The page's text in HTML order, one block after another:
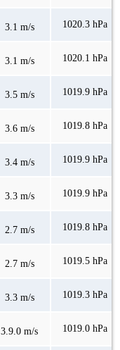
3.1 m/s 1020.3 hPa
3.1 m/s 1020.1 hPa
3.5 m/s 1019.9 hPa
3.6 m/s 1019.8 hPa
3.4 m/s 1019.9 hPa
3.3 m/s 1019.9 hPa
2.7 m/s 1019.8 hPa
2.7 m/s 1019.5 hPa
3.3 m/s 1019.3 hPa
3.9.0 m/s 1019.0 hPa